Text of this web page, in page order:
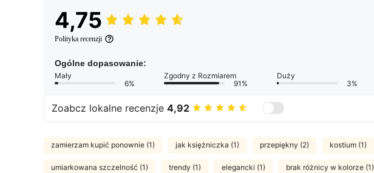
4,75
Polityka recenzji
Ogólne dopasowanie:
Mały
6%
Zgodny z Rozmiarem
91%
Duży
3%
Zoabcz lokalne recenzje 4,92
zamierzam kupić ponownie (1) jak księżniczka (1) przepiękny (2) kostium (1)
umiarkowana szczelność (1) trendy (1) elegancki (1) brak różnicy w kolorze (1)